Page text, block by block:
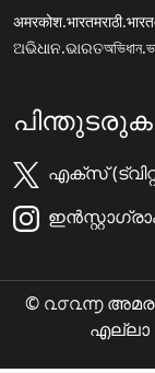
अमरकोश.भारतमराठी.भारत
ଅଭିଧାନ.ଭାରତ
പിന്തുടരുക
എക്സ്
© ൨൦൨൬
എല്ലാ